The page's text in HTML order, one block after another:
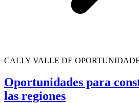
CALI Y VALLE DE
Oportunidades para
las regiones